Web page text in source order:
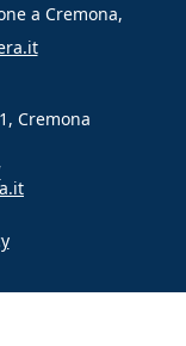
a Cremona,
Cremona